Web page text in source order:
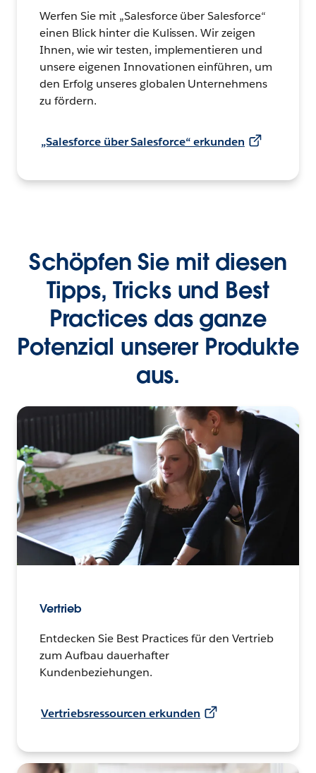
Werfen Sie mit „Salesforce über Salesforce“
einen Blick hinter die Kulissen. Wir zeigen
Ihnen, wie wir testen, implementieren und
unsere eigenen Innovationen einführen, um
den Erfolg unseres globalen Unternehmens
zu fördern.
„Salesforce über Salesforce“ erkunden
Schöpfen Sie mit diesen
Tipps, Tricks und Best
Practices das ganze
Potenzial unserer Produkte
aus.
Vertrieb
Entdecken Sie Best Practices für den Vertrieb
zum Aufbau dauerhafter
Kundenbeziehungen.
Vertriebsressourcen erkunden